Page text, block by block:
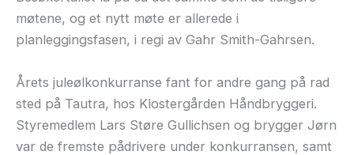
møtene, og et nytt møte er allerede i
planleggingsfasen, i regi av Gahr Smith-Gahrsen.
Årets juleølkonkurranse fant for andre gang på rad
sted på Tautra, hos Klostergården Håndbryggeri.
Styremedlem Lars Støre Gullichsen og brygger Jørn
var de fremste pådrivere under konkurransen, samt